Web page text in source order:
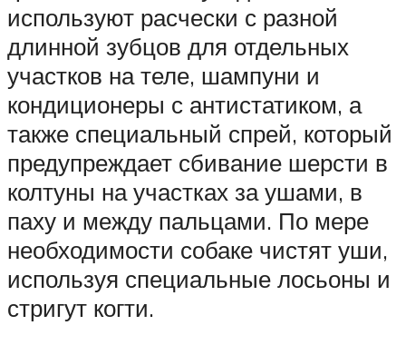
используют расчески с разной
длинной зубцов для отдельных
участков на теле, шампуни и
кондиционеры с антистатиком, а
также специальный спрей, который
предупреждает сбивание шерсти в
колтуны на участках за ушами, в
паху и между пальцами. По мере
необходимости собаке чистят уши,
используя специальные лосьоны и
стригут когти.